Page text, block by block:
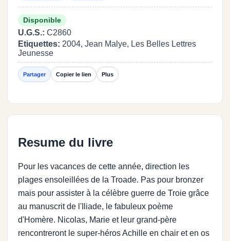
Disponible
U.G.S.: C2860
Etiquettes: 2004, Jean Malye, Les Belles Lettres
Jeunesse
Partager Copier le lien Plus
Resume du livre
Pour les vacances de cette année, direction les
plages ensoleillées de la Troade. Pas pour bronzer
mais pour assister à la célèbre guerre de Troie grâce
au manuscrit de l'Iliade, le fabuleux poème
d'Homère. Nicolas, Marie et leur grand-père
rencontreront le super-héros Achille en chair et en os